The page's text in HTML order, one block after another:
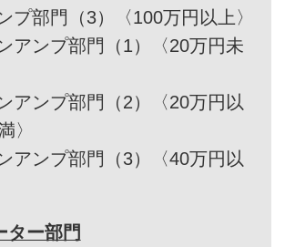
プ部門（3）〈100万円以上〉
アンプ部門（1）〈20万円未
アンプ部門（2）〈20万円以
〉
アンプ部門（3）〈40万円以
ター部門